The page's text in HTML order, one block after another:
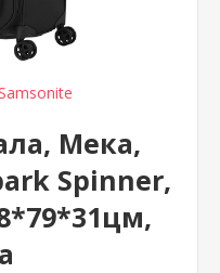
Мека,
Spinner,